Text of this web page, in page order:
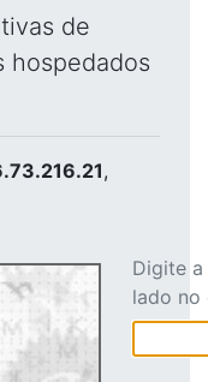
de
hospedados
,
Digite
lado no